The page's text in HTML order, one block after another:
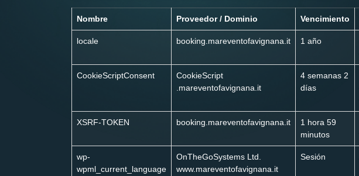
Nombre Proveedor / Dominio Vencimiento
locale booking.mareventofavignana.it 1 año
CookieScriptConsent
CookieScript
.mareventofavignana.it
4 semanas 2
días
XSRF-TOKEN booking.mareventofavignana.it
1 hora 59
minutos
wp-
wpml_current_language
OnTheGoSystems Ltd.
www.mareventofavignana.it
Sesión